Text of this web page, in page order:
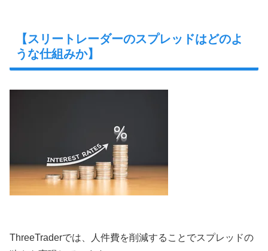
【スリートレーダーのスプレッドはどのよ
うな仕組みか】
ThreeTraderでは、人件費を削減することでスプレッドの